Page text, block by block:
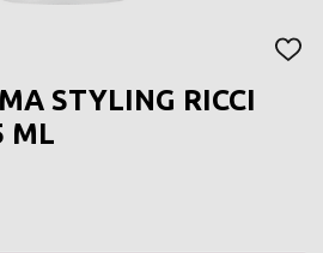
STYLING RICCI
ML